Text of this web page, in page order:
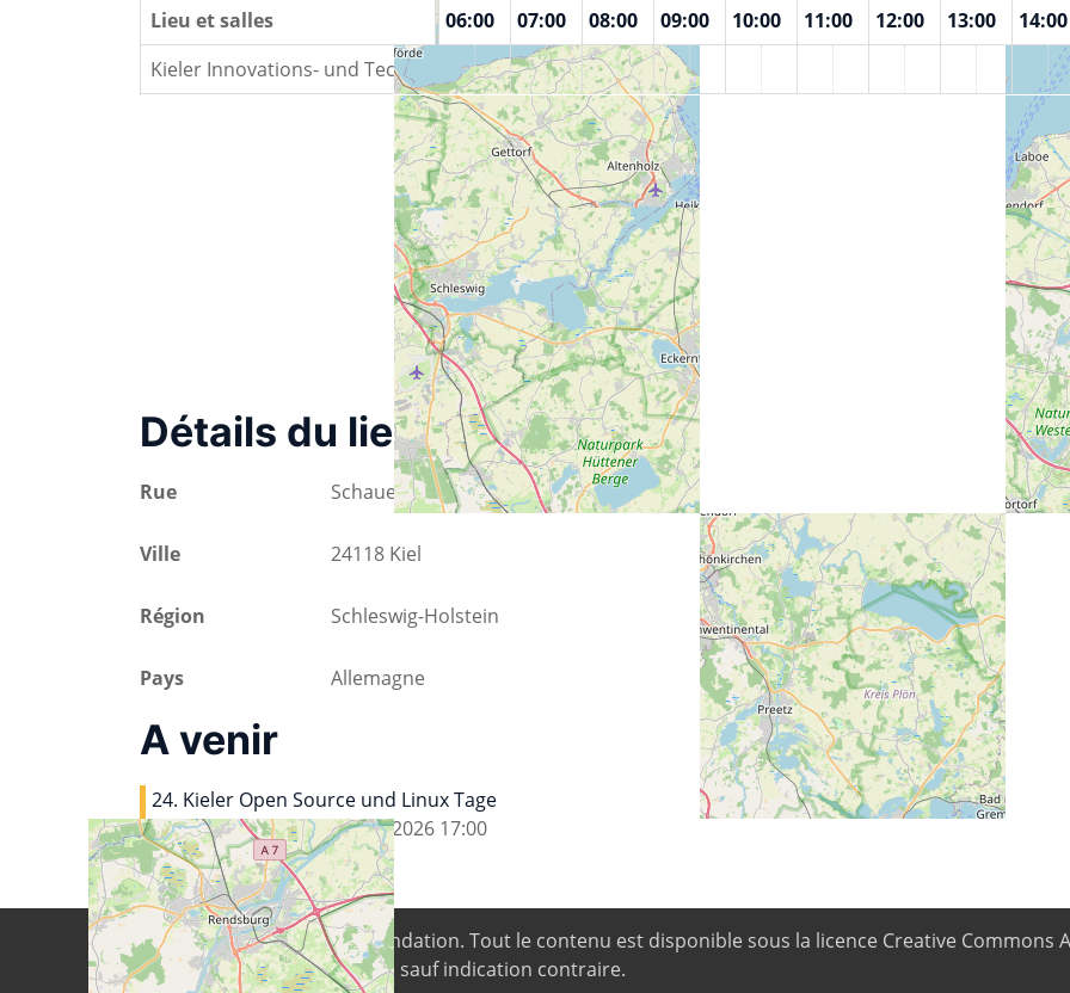
Lieu et salles
02:00 03:00 06:00 07:00 08:00 09:00 10:00 11:00 12:00 13:00 14:00
Kieler Innovations- und Technologiezentrum
Détails du lieu
Rue Schauenburgerstraße 116
Ville 24118 Kiel
Région Schleswig-Holstein
Pays Allemagne
A venir
24. Kieler Open Source und Linux Tage
17.09.202613:00 -19.09.2026 17:00
© 2026Digital Freedom Foundation. Tout le contenu est disponible sous la licence Creative Commons
Conditions 4.0 International, sauf indication contraire.